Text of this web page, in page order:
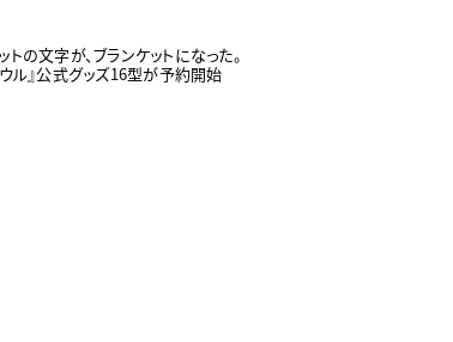
トの文字が、ブランケットになった。
ウル』公式グッズ16型が予約開始